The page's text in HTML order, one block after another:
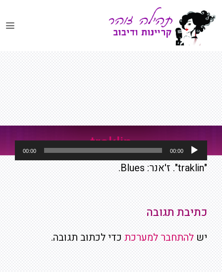
לדלג
לתוכן
traklin
נגן
אודיו
00:00
00:00
"traklin". ז'אנר: Blues.
כתיבת תגובה
יש להתחבר למערכת כדי לכתוב תגובה.